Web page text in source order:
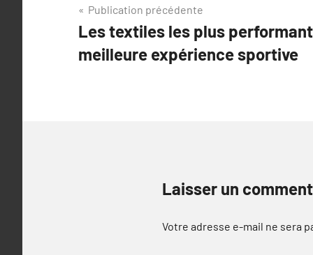
Navigation
de
l’article
Publication précédente
Les textiles les plus
meilleure expérience sportive
Laisser un
Votre adresse e-mail ne sera